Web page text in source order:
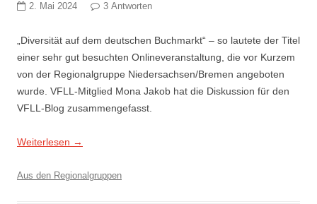
2. Mai 2024 3 Antworten
„Diversität auf dem deutschen Buchmarkt“ – so lautete der Titel
einer sehr gut besuchten Onlineveranstaltung, die vor Kurzem
von der Regionalgruppe Niedersachsen/Bremen angeboten
wurde. VFLL-Mitglied Mona Jakob hat die Diskussion für den
VFLL-Blog zusammengefasst.
Weiterlesen →
Aus den Regionalgruppen